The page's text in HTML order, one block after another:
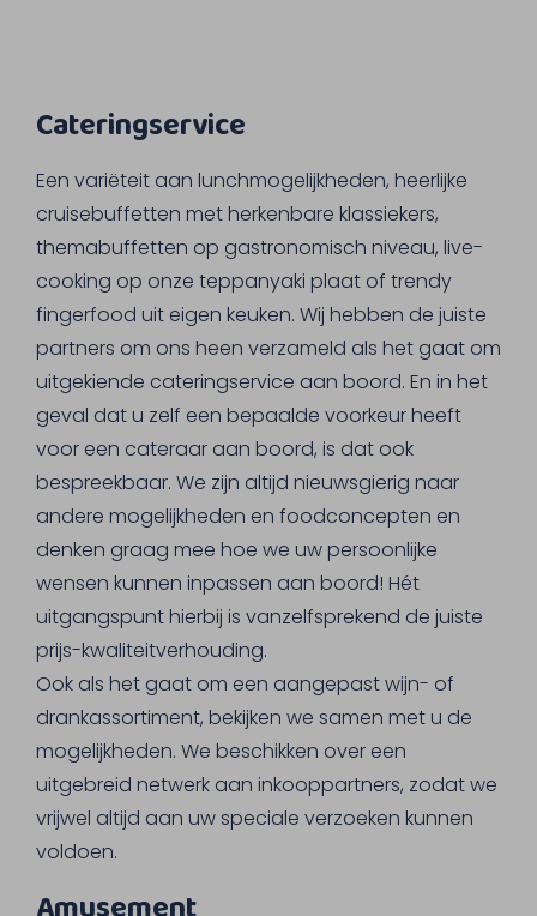
Cateringservice
Een variëteit aan lunchmogelijkheden, heerlijke
cruisebuffetten met herkenbare klassiekers,
themabuffetten op gastronomisch niveau, live-
cooking op onze teppanyaki plaat of trendy
fingerfood uit eigen keuken. Wij hebben de juiste
partners om ons heen verzameld als het gaat om
uitgekiende cateringservice aan boord. En in het
geval dat u zelf een bepaalde voorkeur heeft
voor een cateraar aan boord, is dat ook
bespreekbaar. We zijn altijd nieuwsgierig naar
andere mogelijkheden en foodconcepten en
denken graag mee hoe we uw persoonlijke
wensen kunnen inpassen aan boord! Hét
uitgangspunt hierbij is vanzelfsprekend de juiste
prijs-kwaliteitverhouding.
Ook als het gaat om een aangepast wijn- of
drankassortiment, bekijken we samen met u de
mogelijkheden. We beschikken over een
uitgebreid netwerk aan inkooppartners, zodat we
vrijwel altijd aan uw speciale verzoeken kunnen
voldoen.